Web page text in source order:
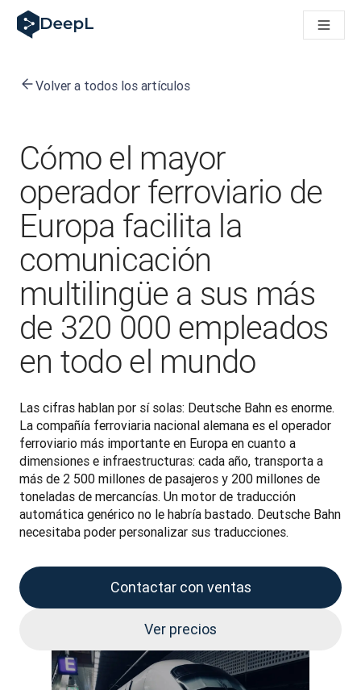
DeepL para agentes de IA
Translation Flow de DeepL: nuevos flujos de trabajo
Descubre Translation Flow: automatiza de principio a fin
De la traducción de texto a una plataforma de voz en tiempo
Building an instantly accessible voice demo with DeepL
Volver a todos los artículos
Cómo el mayor
operador ferroviario de
Europa facilita la
comunicación
multilingüe a sus más
de 320 000 empleados
en todo el mundo
Las cifras hablan por sí solas: Deutsche Bahn es enorme.
La compañía ferroviaria nacional alemana es el operador
ferroviario más importante en Europa en cuanto a
dimensiones e infraestructuras: cada año, transporta a
más de 2 500 millones de pasajeros y 200 millones de
toneladas de mercancías. Un motor de traducción
automática genérico no le habría bastado. Deutsche Bahn
necesitaba poder personalizar sus traducciones.
Contactar con ventas
Ver precios